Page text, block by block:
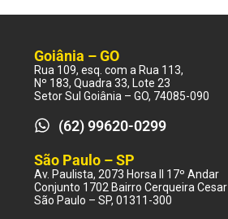
Goiânia – GO
Rua 109, esq. com a Rua 113,
Nº 183, Quadra 33, Lote 23
Setor Sul Goiânia – GO, 74085-090
(62) 99620-0299
São Paulo – SP
Av. Paulista, 2073 Horsa II 17º Andar
Conjunto 1702 Bairro Cerqueira Cesar
São Paulo – SP, 01311-300